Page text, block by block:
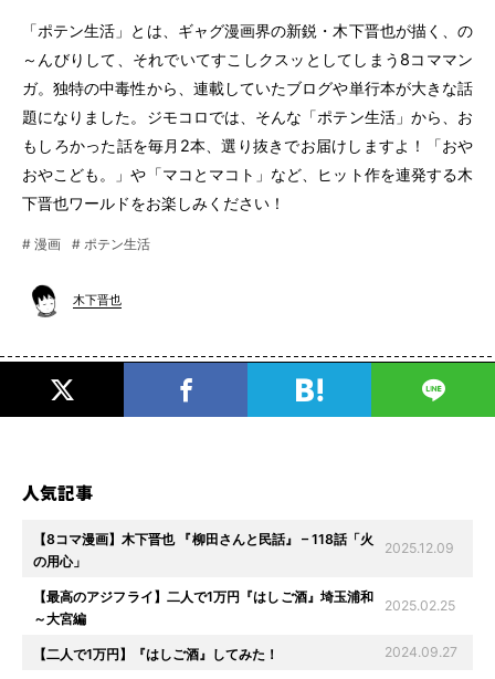
「ポテン生活」とは、ギャグ漫画界の新鋭・木下晋也が描く、の
～んびりして、それでいてすこしクスッとしてしまう8コママン
ガ。独特の中毒性から、連載していたブログや単行本が大きな話
題になりました。ジモコロでは、そんな「ポテン生活」から、お
もしろかった話を毎月2本、選り抜きでお届けしますよ！「おや
おやこども。」や「マコとマコト」など、ヒット作を連発する木
下晋也ワールドをお楽しみください！
# 漫画 # ポテン生活
木下晋也
人気記事
【8コマ漫画】木下晋也 『柳田さんと民話』 – 118話「火
の用心」
2025.12.09
【最高のアジフライ】二人で1万円『はしご酒』埼玉浦和
～大宮編
2025.02.25
【二人で1万円】『はしご酒』してみた！ 2024.09.27